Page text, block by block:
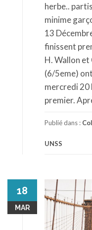
herbe..
minime
13
finissent
H. Wallon et
(6/5eme)
mercredi 20
premier.
Publié dans :
UNSS
18
MAR